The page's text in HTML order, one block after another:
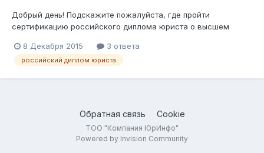
Добрый день! Подскажите пожалуйста, где пройти
сертификацию российского диплома юриста о высшем
гос.службу в корпус "Б", сдал документы на конкурс, а они
требуют к диплому сертификат, даже не могу понять что за
8 Декабря 2015 3 ответа
российский диплом юриста
Обратная связь Cookie
ТОО "Компания ЮрИнфо"
Powered by Invision Community